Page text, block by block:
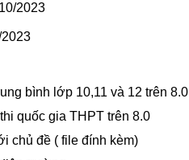
2023
bình lớp 10,11 và 12 trên 8.0
quốc gia THPT trên 8.0
chủ đề ( file đính kèm)